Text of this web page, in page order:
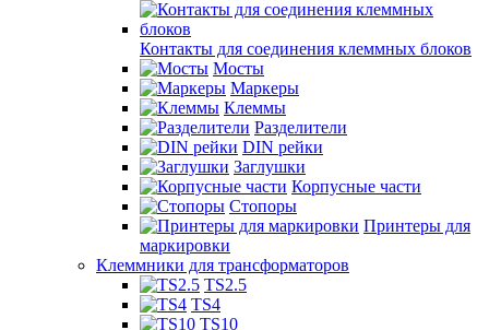
Контакты для соединения клеммных блоков
Мосты
Маркеры
Клеммы
Разделители
DIN рейки
Заглушки
Корпусные части
Стопоры
Принтеры для
маркировки
Клеммники для трансформаторов
TS2.5
TS4
TS10